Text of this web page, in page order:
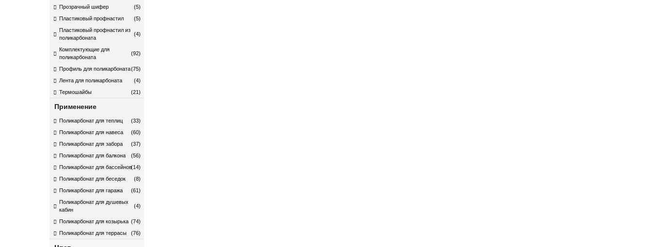
Прозрачный шифер
(5)
Пластиковый профнастил
(5)
Пластиковый профнастил из
поликарбоната
(4)
Комплектующие для
поликарбоната​
(92)
Профиль для поликарбоната(75)
Лента для поликарбоната
(4)
Термошайбы
(21)
Применение
Поликарбонат для теплиц
(33)
Поликарбонат для навеса
(60)
Поликарбонат для забора
(37)
Поликарбонат для балкона
(56)
Поликарбонат для бассейнов(14)
Поликарбонат для беседок
(8)
Поликарбонат для гаража
(61)
Поликарбонат для душевых
кабин
(4)
Поликарбонат для козырька (74)
Поликарбонат для террасы
(76)